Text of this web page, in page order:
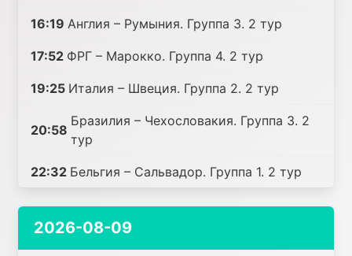
16:19 Англия – Румыния. Группа 3. 2 тур
17:52 ФРГ – Марокко. Группа 4. 2 тур
19:25 Италия – Швеция. Группа 2. 2 тур
20:58
Бразилия – Чехословакия. Группа 3. 2
тур
22:32 Бельгия – Сальвадор. Группа 1. 2 тур
2026-08-09